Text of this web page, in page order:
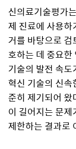
신의료기술평가
제 진료에 사용
거를 바탕으로
호하는 데 중요
기술의 발전 속
혁신 기술의 신
준히 제기되어
이 길어지는 문
제한하는 결과로